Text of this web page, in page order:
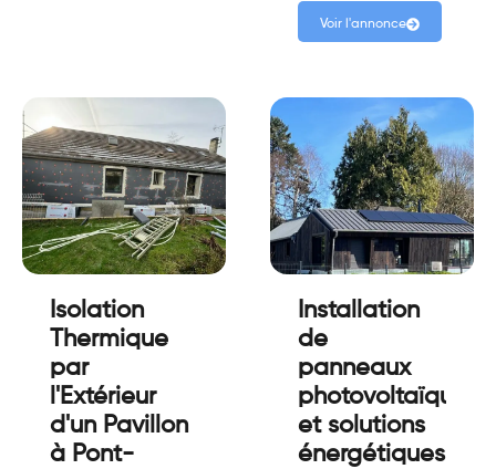
Voir l'annonce
Isolation
Thermique
par
l'Extérieur
d'un Pavillon
à Pont-
Installation
de
panneaux
photovoltaïques
et solutions
énergétiques